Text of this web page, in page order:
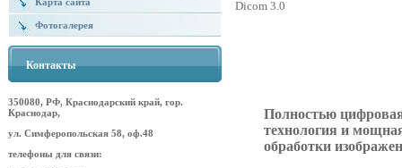
Фотогалерея
Контакты
350080, РФ, Краснодарский край, гор.
Краснодар,
ул. Симферопольская 58, оф.48
телефоны для связи:
Dicom 3.0
Полностью
технология и
обработки